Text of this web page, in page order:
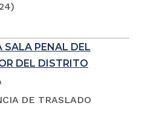
SALA PENAL DEL
DEL DISTRITO
DE TRASLADO